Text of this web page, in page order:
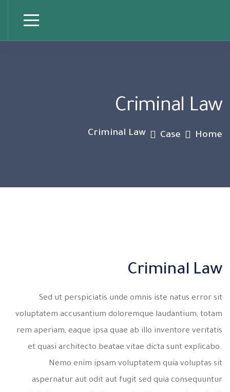
Criminal Law
Home
Case
Criminal Law
Criminal Law
Sed ut perspiciatis unde omnis iste natus error sit
voluptatem accusantium doloremque laudantium, totam
rem aperiam, eaque ipsa quae ab illo inventore veritatis
et quasi architecto beatae vitae dicta sunt explicabo.
Nemo enim ipsam voluptatem quia voluptas sit
aspernatur aut odit aut fugit sed quia consequuntur